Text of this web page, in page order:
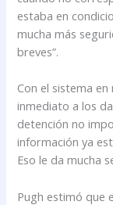
estaba en
mucha más
breves”.
Con el sistema
inmediato a los
detención no
información ya
Eso le da mucha
Pugh estimó que